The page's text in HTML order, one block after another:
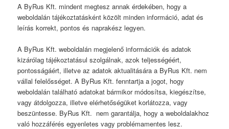
A ByRus Kft. mindent megtesz annak érdekében, hogy a
weboldalán tájékoztatásként közölt minden információ, adat és
leírás korrekt, pontos és naprakész legyen.
A ByRus Kft. weboldalán megjelenő információk és adatok
kizárólag tájékoztatásul szolgálnak, azok teljességéért,
pontosságáért, illetve az adatok aktualitására a ByRus Kft. nem
vállal felelősséget. A ByRus Kft. fenntartja a jogot, hogy
weboldalán található adatokat bármikor módosítsa, kiegészítse,
vagy átdolgozza, illetve elérhetőségüket korlátozza, vagy
beszüntesse. ByRus Kft. nem garantálja, hogy a weboldalakhoz
való hozzáférés egyenletes vagy problémamentes lesz.